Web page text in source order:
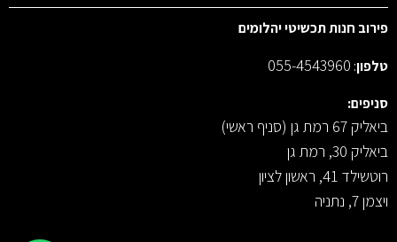
פירוב חנות תכשיטי יהלומים
טלפון:
055-4543960
סניפים:
ביאליק 67 רמת גן (סניף ראשי)
ביאליק 30, רמת גן
רוטשילד 41, ראשון לציון
ויצמן 7, נתניה